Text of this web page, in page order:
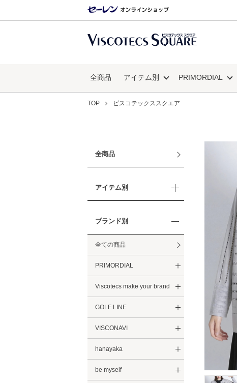
全商品 アイテム別 PRIMORDIAL
TOP ビスコテックススクエア
全商品
アイテム別
ブランド別
全ての商品
PRIMORDIAL
Viscotecs make your brand
GOLF LINE
VISCONAVI
hanayaka
be myself